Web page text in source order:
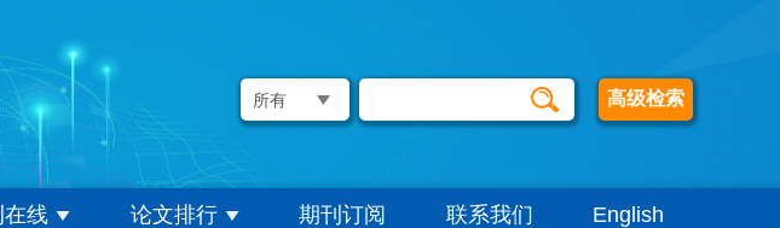
高级检索
在线 论文排行 期刊订阅 联系我们 English